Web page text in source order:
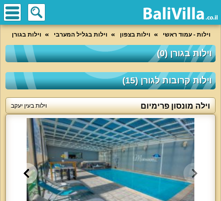
וילות - עמוד ראשי וילות בצפון וילות בגליל המערבי וילות בגורן
וילות בגורן (0)
וילות קרובות לגורן (15)
וילה מונסון פרימיום וילות בעין יעקב